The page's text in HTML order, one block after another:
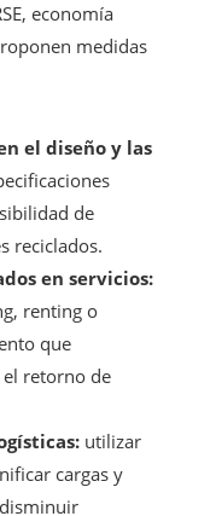
economía
medidas
el diseño y las
de
reciclados.
en servicios:
renting o
que
retorno de
utilizar
cargas y